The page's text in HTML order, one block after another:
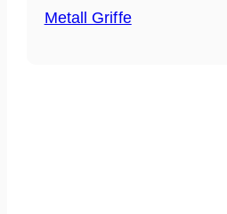
Metall Griffe